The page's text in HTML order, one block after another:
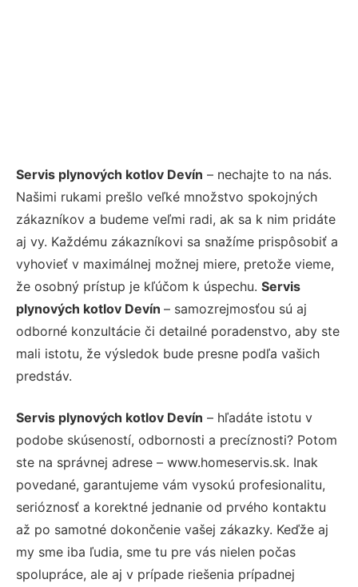
Servis plynových kotlov Devín – nechajte to na nás.
Našimi rukami prešlo veľké množstvo spokojných
zákazníkov a budeme veľmi radi, ak sa k nim pridáte
aj vy. Každému zákazníkovi sa snažíme prispôsobiť a
vyhovieť v maximálnej možnej miere, pretože vieme,
že osobný prístup je kľúčom k úspechu. Servis
plynových kotlov Devín – samozrejmosťou sú aj
odborné konzultácie či detailné poradenstvo, aby ste
mali istotu, že výsledok bude presne podľa vašich
predstáv.
Servis plynových kotlov Devín – hľadáte istotu v
podobe skúseností, odbornosti a precíznosti? Potom
ste na správnej adrese – www.homeservis.sk. Inak
povedané, garantujeme vám vysokú profesionalitu,
serióznosť a korektné jednanie od prvého kontaktu
až po samotné dokončenie vašej zákazky. Keďže aj
my sme iba ľudia, sme tu pre vás nielen počas
spolupráce, ale aj v prípade riešenia prípadnej